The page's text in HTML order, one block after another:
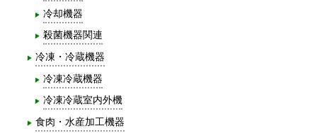
冷却機器
殺菌機器関連
冷凍・冷蔵機器
冷凍冷蔵機器
冷凍冷蔵室内外機
食肉・水産加工機器